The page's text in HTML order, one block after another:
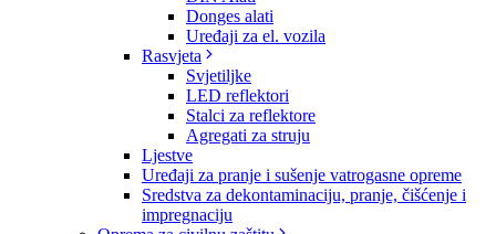
Donges alati
Uređaji za el. vozila
Rasvjeta
Svjetiljke
LED reflektori
Stalci za reflektore
Agregati za struju
Ljestve
Uređaji za pranje i sušenje vatrogasne opreme
Sredstva za dekontaminaciju, pranje, čišćenje i
impregnaciju